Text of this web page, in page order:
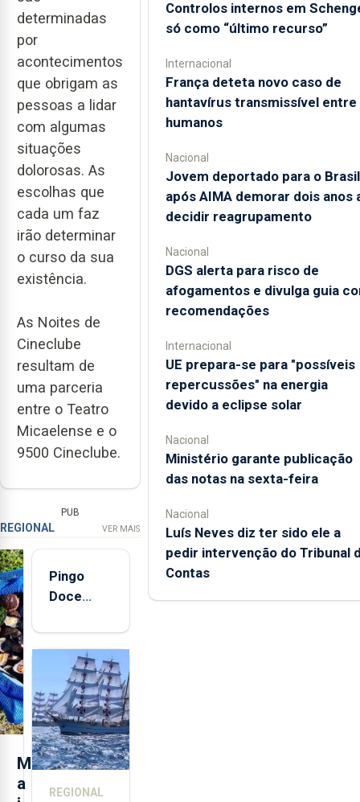
determinadas
por
acontecimentos
que obrigam as
pessoas a lidar
com algumas
situações
dolorosas. As
escolhas que
cada um faz
irão determinar
o curso da sua
existência.
As Noites de
Cineclube
resultam de
uma parceria
entre o Teatro
Micaelense e o
9500 Cineclube.
PUB
REGIONAL VER MAIS
M
a
Pingo
Doce
quinta-
feira nova
loja em
São
Sebastião
e cria 30
postos de
REGIONAL
Controlos internos em
só como “último recurso”
Internacional
França deteta novo caso de
hantavírus transmissível entre
humanos
Nacional
Jovem deportado para o Brasil
após AIMA demorar dois anos
decidir reagrupamento
Nacional
DGS alerta para risco de
afogamentos e divulga guia
recomendações
Internacional
UE prepara-se para "possíveis
repercussões" na energia
devido a eclipse solar
Nacional
Ministério garante publicação
das notas na sexta-feira
Nacional
Luís Neves diz ter sido ele a
pedir intervenção do Tribunal
Contas